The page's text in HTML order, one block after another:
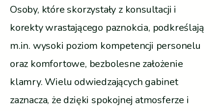
Osoby, które skorzystały z konsultacji i
korekty wrastającego paznokcia, podkreślają
m.in. wysoki poziom kompetencji personelu
oraz komfortowe, bezbolesne założenie
klamry. Wielu odwiedzających gabinet
zaznacza, że dzięki spokojnej atmosferze i